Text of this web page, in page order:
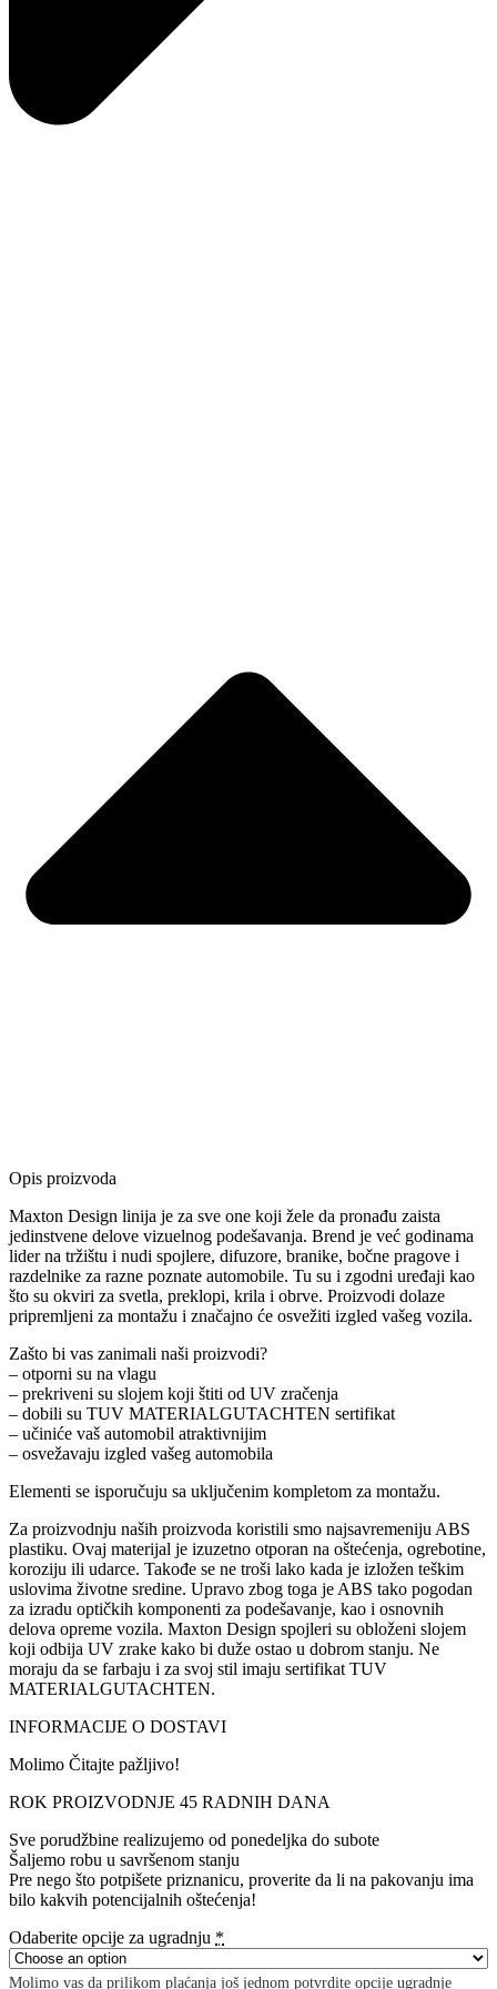
Opis proizvoda
Maxton Design linija je za sve one koji žele da pronađu zaista
jedinstvene delove vizuelnog podešavanja. Brend je već godinama
lider na tržištu i nudi spojlere, difuzore, branike, bočne pragove i
razdelnike za razne poznate automobile. Tu su i zgodni uređaji kao
što su okviri za svetla, preklopi, krila i obrve. Proizvodi dolaze
pripremljeni za montažu i značajno će osvežiti izgled vašeg vozila.
Zašto bi vas zanimali naši proizvodi?
– otporni su na vlagu
– prekriveni su slojem koji štiti od UV zračenja
– dobili su TUV MATERIALGUTACHTEN sertifikat
– učiniće vaš automobil atraktivnijim
– osvežavaju izgled vašeg automobila
Elementi se isporučuju sa uključenim kompletom za montažu.
Za proizvodnju naših proizvoda koristili smo najsavremeniju ABS
plastiku. Ovaj materijal je izuzetno otporan na oštećenja, ogrebotine,
koroziju ili udarce. Takođe se ne troši lako kada je izložen teškim
uslovima životne sredine. Upravo zbog toga je ABS tako pogodan
za izradu optičkih komponenti za podešavanje, kao i osnovnih
delova opreme vozila. Maxton Design spojleri su obloženi slojem
koji odbija UV zrake kako bi duže ostao u dobrom stanju. Ne
moraju da se farbaju i za svoj stil imaju sertifikat TUV
MATERIALGUTACHTEN.
INFORMACIJE O DOSTAVI
Molimo Čitajte pažljivo!
ROK PROIZVODNJE 45 RADNIH DANA
Sve porudžbine realizujemo od ponedeljka do subote
Šaljemo robu u savršenom stanju
Pre nego što potpišete priznanicu, proverite da li na pakovanju ima
bilo kakvih potencijalnih oštećenja!
Odaberite opcije za ugradnju *
Molimo vas da prilikom plaćanja još jednom potvrdite opcije ugradnje